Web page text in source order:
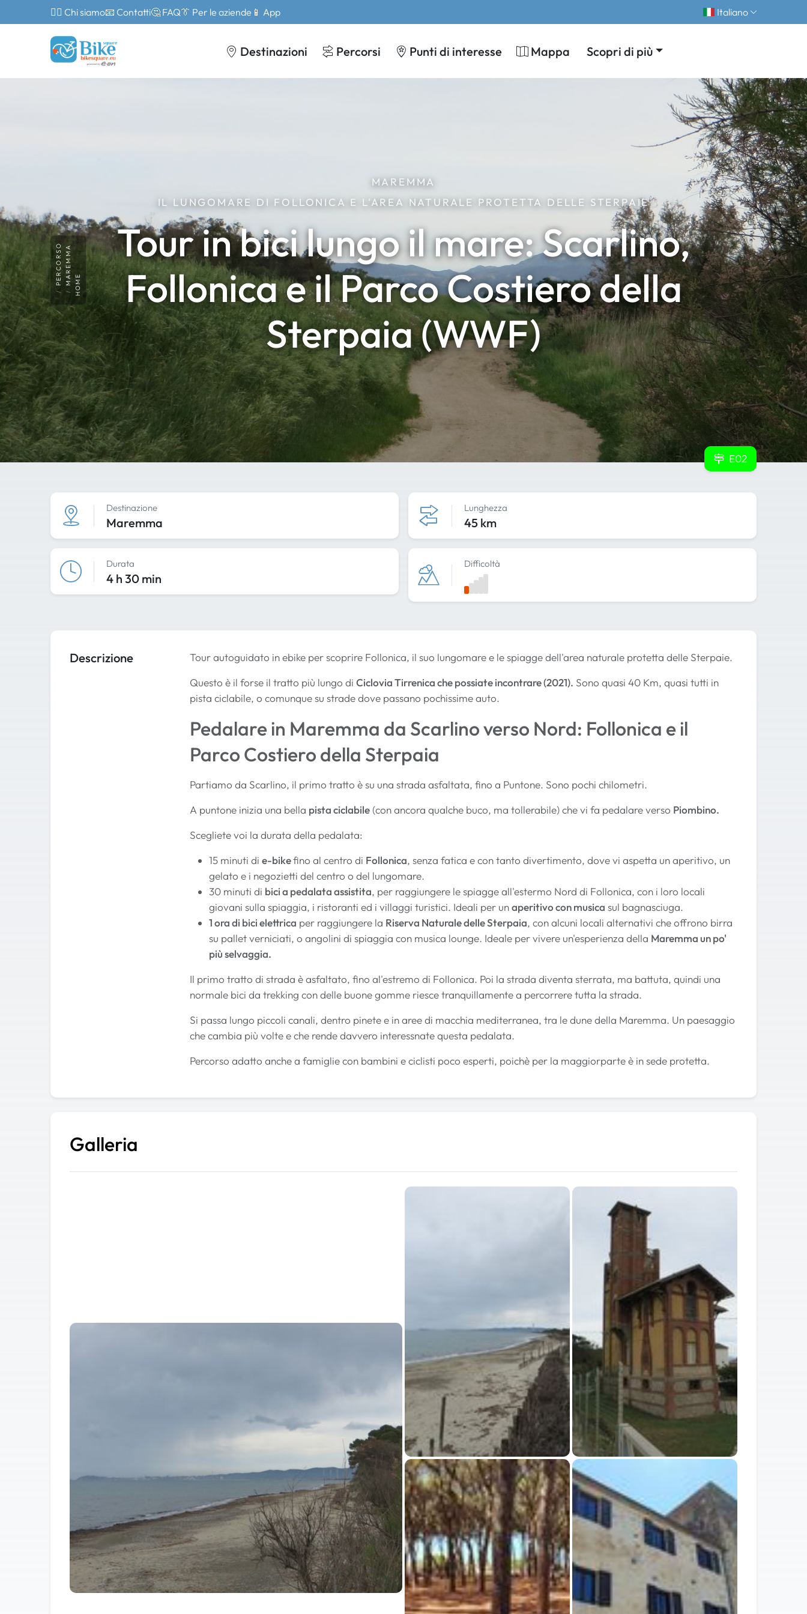
🙎‍♂️ Chi siamo📧 Contatti🤔 FAQ👔 Per le aziende 📱 App Italiano
Destinazioni Percorsi Punti di interesse Mappa Scopri di più
MAREMMA
IL LUNGOMARE DI FOLLONICA E L'AREA NATURALE PROTETTA DELLE STERPAIE
Tour in bici lungo il mare: Scarlino,
Follonica e il Parco Costiero della
Sterpaia (WWF)
HOME
MAREMMA
PERCORSO
E02
Destinazione
Maremma
Lunghezza
45 km
Durata
4 h 30 min
Difficoltà
Descrizione
Tour autoguidato in ebike per scoprire Follonica, il suo lungomare e le spiagge dell'area naturale protetta delle Sterpaie.
Questo è il forse il tratto più lungo di Ciclovia Tirrenica che possiate incontrare (2021). Sono quasi 40 Km, quasi tutti in
pista ciclabile, o comunque su strade dove passano pochissime auto.
Pedalare in Maremma da Scarlino verso Nord: Follonica e il
Parco Costiero della Sterpaia
Partiamo da Scarlino, il primo tratto è su una strada asfaltata, fino a Puntone. Sono pochi chilometri.
A puntone inizia una bella pista ciclabile (con ancora qualche buco, ma tollerabile) che vi fa pedalare verso Piombino.
Scegliete voi la durata della pedalata:
15 minuti di e-bikefino al centro di Follonica, senza fatica e con tanto divertimento, dove vi aspetta un aperitivo, un
gelato e i negozietti del centro o del lungomare.
30 minuti di bici a pedalata assistita, per raggiungere le spiagge all'estermo Nord di Follonica, con i loro locali
giovani sulla spiaggia, i ristoranti ed i villaggi turistici. Ideali per unaperitivo con musica sul bagnasciuga.
1 ora di bici elettrica per raggiungere la Riserva Naturale delle Sterpaia, con alcuni locali alternativi che offrono birra
su pallet verniciati, o angolini di spiaggia con musica lounge. Ideale per vivere un'esperienza della Maremma un po'
più selvaggia.
Il primo tratto di strada è asfaltato, fino al'estremo di Follonica. Poi la strada diventa sterrata, ma battuta, quindi una
normale bici da trekking con delle buone gomme riesce tranquillamente a percorrere tutta la strada.
Si passa lungo piccoli canali, dentro pinete e in aree di macchia mediterranea, tra le dune della Maremma. Un paesaggio
che cambia più volte e che rende davvero interessnate questa pedalata.
Percorso adatto anche a famiglie con bambini e ciclisti poco esperti, poichè per la maggiorparte è in sede protetta.
Galleria